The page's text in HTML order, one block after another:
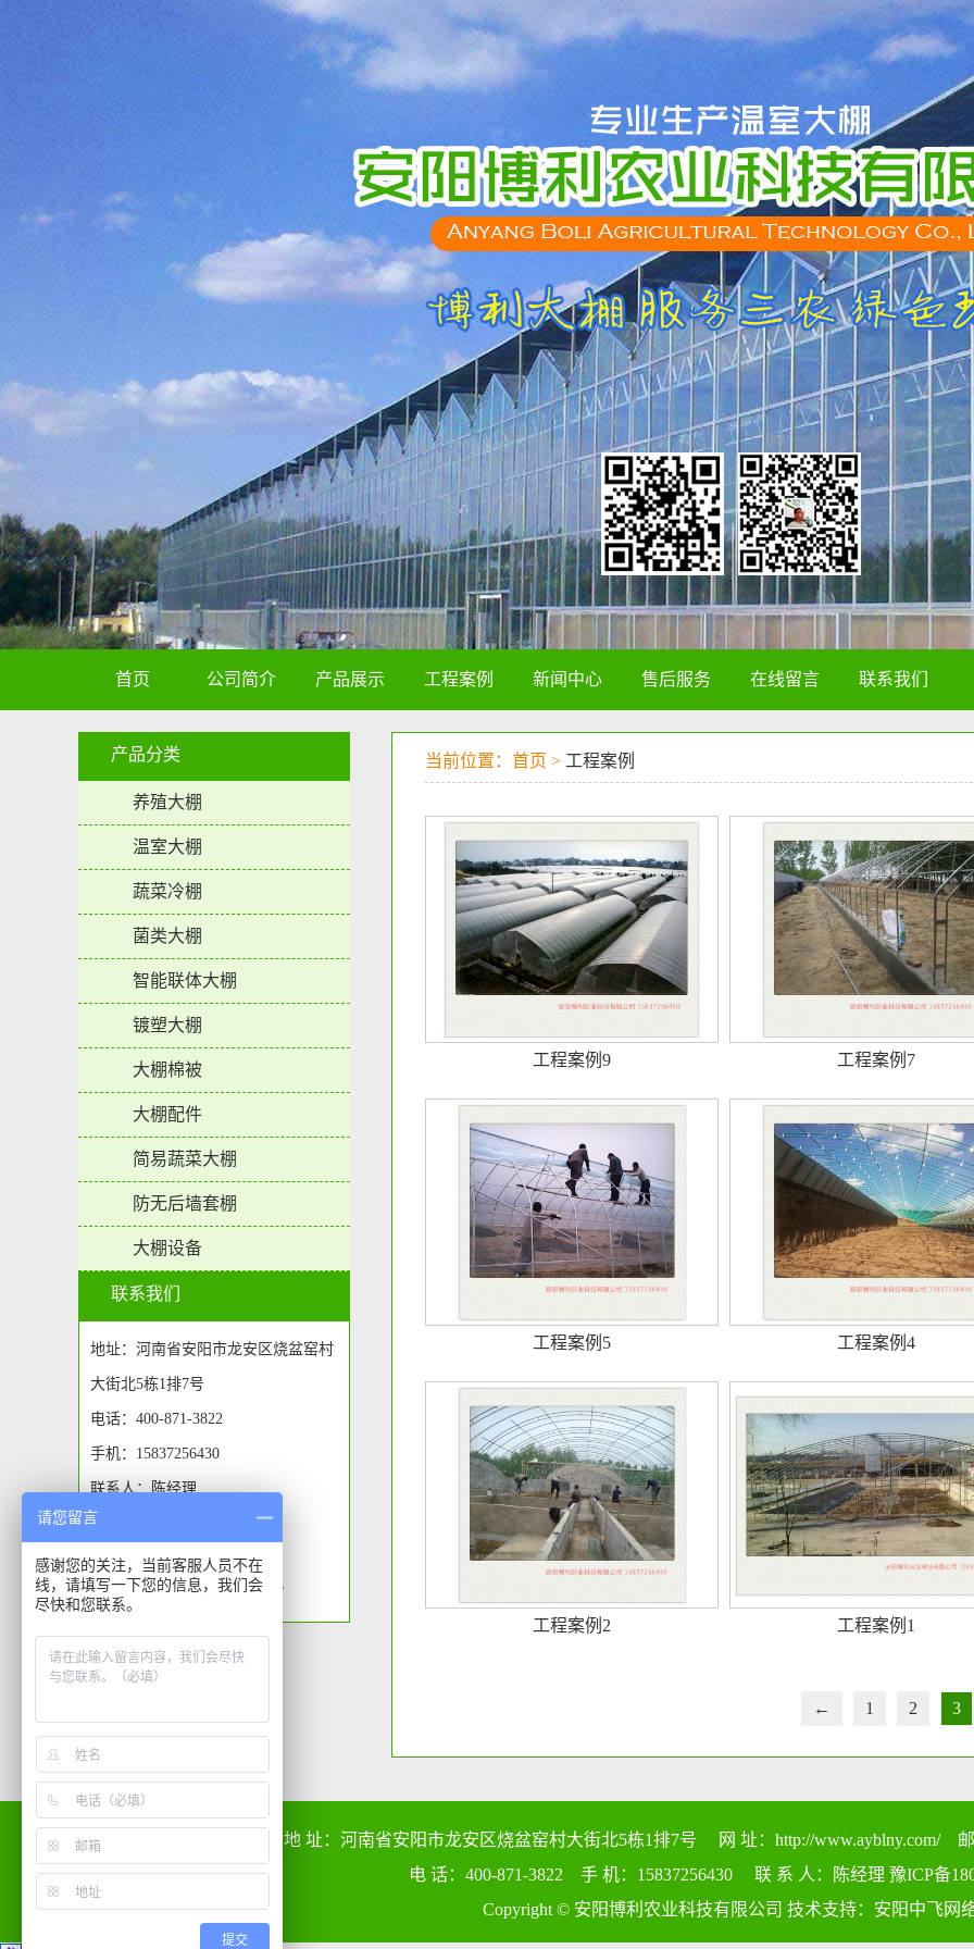
首页 公司简介 产品展示 工程案例 新闻中心 售后服务 在线留言 联系我们
产品分类
养殖大棚
温室大棚
蔬菜冷棚
菌类大棚
智能联体大棚
镀塑大棚
大棚棉被
大棚配件
简易蔬菜大棚
防无后墙套棚
大棚设备
联系我们
地址：河南省安阳市龙安区烧盆窑村
大街北5栋1排7号
电话：400-871-3822
手机：15837256430
联系人：陈经理
传真：
邮箱：1601314719@QQ.com
网站：http://www.ayblny.com/
当前位置：首页 > 工程案例
工程案例9 工程案例7
工程案例5 工程案例4
工程案例2 工程案例1
← 1 2 3
地 址：河南省安阳市龙安区烧盆窑村大街北5栋1排7号 网 址：http://www.ayblny.com/ 邮
电 话：400-871-3822 手 机：15837256430 联 系 人：陈经理 豫ICP备
Copyright © 安阳博利农业科技有限公司 技术支持： 安阳中飞网
请您留言
感谢您的关注，当前客服人员不在
线，请填写一下您的信息，我们会
尽快和您联系。
提交